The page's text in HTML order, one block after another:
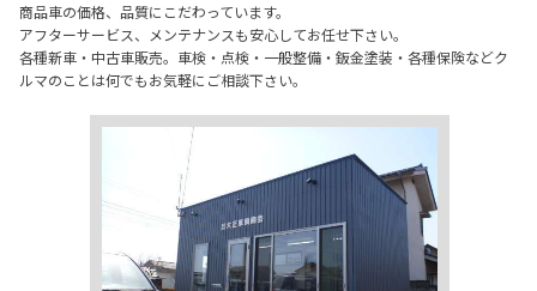
商品車の価格、品質にこだわっています。
アフターサービス、メンテナンスも安心してお任せ下さい。
各種新車・中古車販売。車検・点検・一般整備・鈑金塗装・各種保険などク
ルマのことは何でもお気軽にご相談下さい。